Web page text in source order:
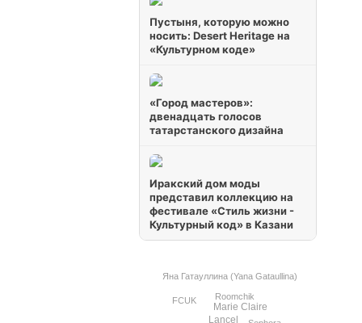
Пустыня, которую можно
носить: Desert Heritage на
«Культурном коде»
«Город мастеров»:
двенадцать голосов
татарстанского дизайна
Иракский дом моды
представил коллекцию на
фестивале «Стиль жизни -
Культурный код» в Казани
Lancel
Marie Claire
Roomchik
Яна Гатауллина (Yana Gataullina)
FCUK